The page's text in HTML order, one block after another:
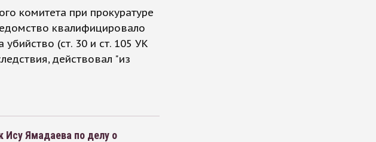
комитета при прокуратуре
квалифицировало
(ст. 30 и ст. 105 УК
действовал "из
Ямадаева по делу о